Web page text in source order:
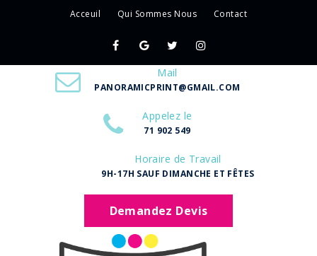
Acceuil Qui Sommes Nous Contact
Mail
PANORAMICPRINT@GMAIL.COM
Appelez le
71 902 549
Horaire de Travail
9H-17H SAUF DIMANCHE ET FÊTES
Demandez Devis